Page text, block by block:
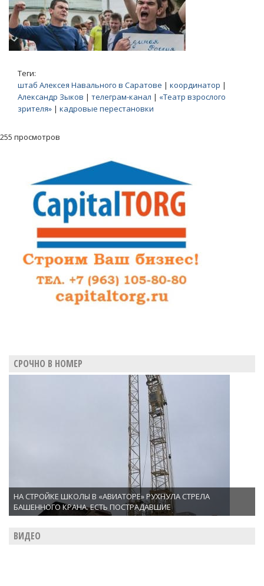
Теги:
штаб Алексея Навального в Саратове | координатор |
Александр Зыков | телеграм-канал | «Театр взрослого
зрителя» | кадровые перестановки
255 просмотров
СРОЧНО В НОМЕР
НА СТРОЙКЕ ШКОЛЫ В «АВИАТОРЕ» РУХНУЛА СТРЕЛА
БАШЕННОГО КРАНА. ЕСТЬ ПОСТРАДАВШИЕ
ВИДЕО